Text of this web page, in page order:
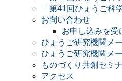
「第41回ひょうご
お問い合わせ
お申し込みを受
ひょうご研究機関メ
ひょうご研究機関メ
ものづくり共創セミ
アクセス